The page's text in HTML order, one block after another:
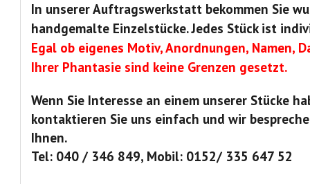
In unserer Auftragswerkstatt bekommen Sie
handgemalte Einzelstücke. Jedes Stück ist
Egal ob eigenes Motiv, Anordnungen, Namen,
Ihrer Phantasie sind keine Grenzen gesetzt.
Wenn Sie Interesse an einem unserer Stücke
kontaktieren Sie uns einfach und wir
Ihnen.
Tel: 040 / 346 849, Mobil: 0152/ 335 647 52